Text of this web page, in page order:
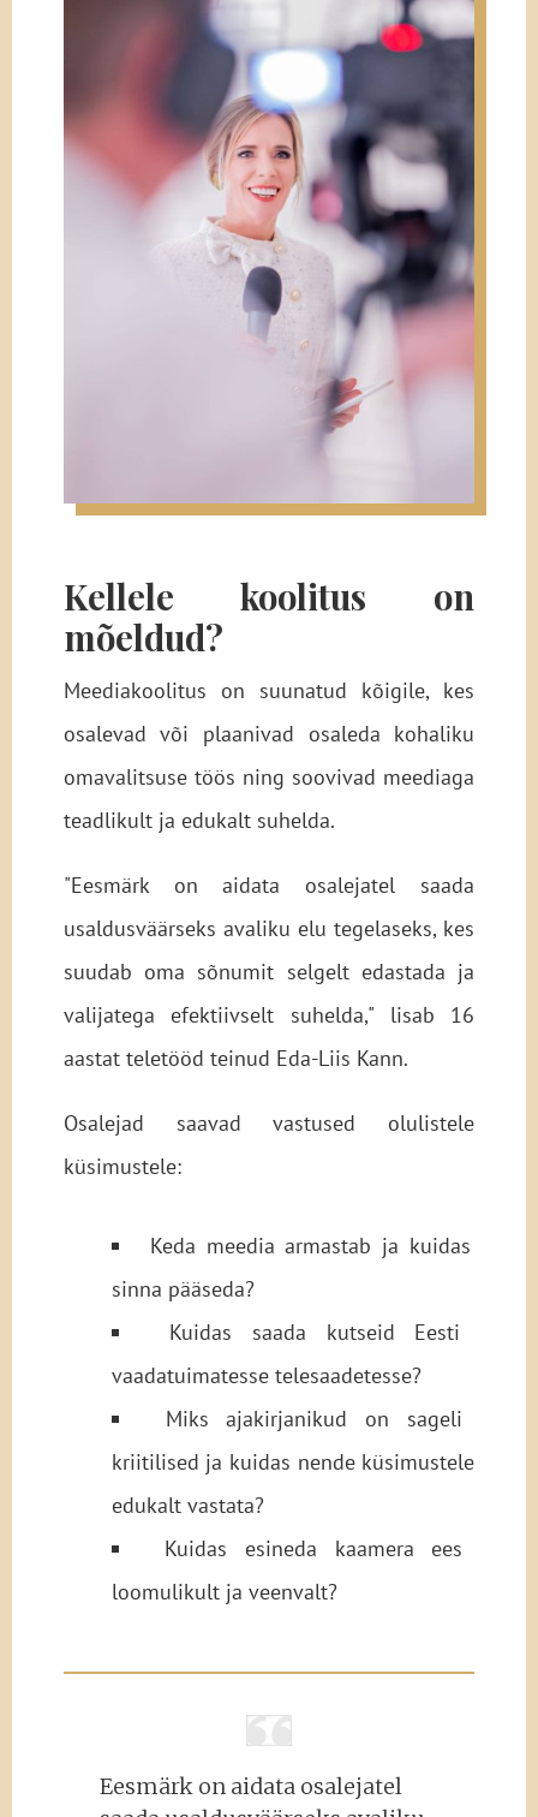
Kellele koolitus on
mõeldud?
Meediakoolitus on suunatud kõigile, kes
osalevad või plaanivad osaleda kohaliku
omavalitsuse töös ning soovivad meediaga
teadlikult ja edukalt suhelda.
"Eesmärk on aidata osalejatel saada
usaldusväärseks avaliku elu tegelaseks, kes
suudab oma sõnumit selgelt edastada ja
valijatega efektiivselt suhelda," lisab 16
aastat teletööd teinud Eda-Liis Kann.
Osalejad saavad vastused olulistele
küsimustele:
Keda meedia armastab ja kuidas
sinna pääseda?
Kuidas saada kutseid Eesti
vaadatuimatesse telesaadetesse?
Miks ajakirjanikud on sageli
kriitilised ja kuidas nende küsimustele
edukalt vastata?
Kuidas esineda kaamera ees
loomulikult ja veenvalt?
Eesmärk on aidata osalejatel